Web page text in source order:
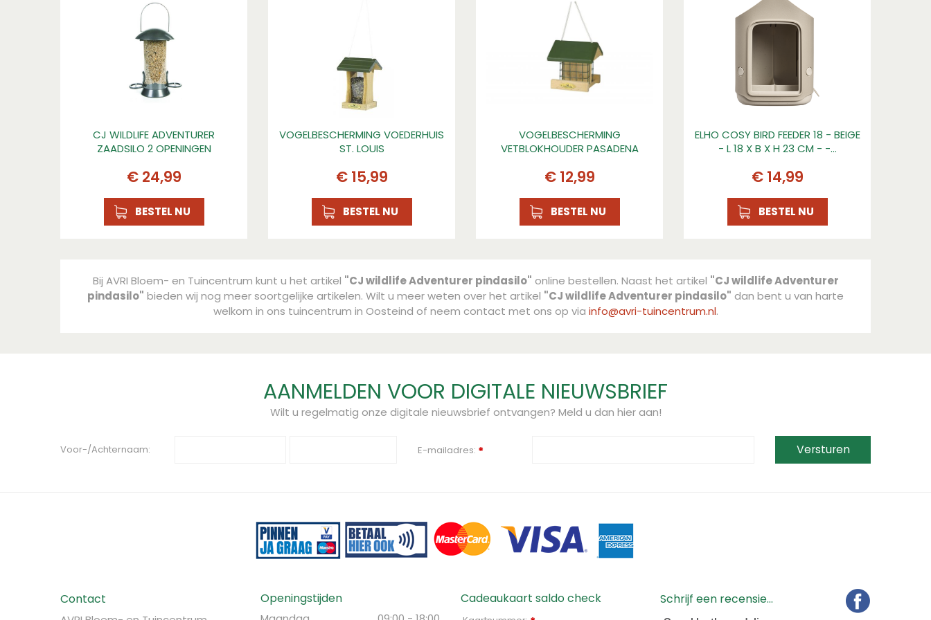
metaal, metaal
Breedte (cm)
Kenmerk 1
Robuust materiaal in metallic kleur
Kenmerk 2
Extra breed waardoor er meer pinda's in kunnen
CJ WILDLIFE ADVENTURER
ZAADSILO 2 OPENINGEN
€ 24,99
BESTEL NU
VOGELBESCHERMING VOEDERHUIS
ST. LOUIS
€ 15,99
BESTEL NU
VOGELBESCHERMING
VETBLOKHOUDER PASADENA
€ 12,99
BESTEL NU
ELHO COSY BIRD FEEDER 18 - BEIGE
- L 18 X B X H 23 CM - -…
€ 14,99
BESTEL NU
Bij AVRI Bloem- en Tuincentrum kunt u het artikel "CJ wildlife Adventurer pindasilo" online bestellen. Naast het artikel "CJ wildlife Adventurer
pindasilo" bieden wij nog meer soortgelijke artikelen. Wilt u meer weten over het artikel "CJ wildlife Adventurer pindasilo" dan bent u van harte
welkom in ons tuincentrum in Oosteind of neem contact met ons op via info@avri-tuincentrum.nl.
AANMELDEN VOOR DIGITALE NIEUWSBRIEF
Wilt u regelmatig onze digitale nieuwsbrief ontvangen? Meld u dan hier aan!
Voor-/Achternaam: E-mailadres: *
Contact Openingstijden Cadeaukaart saldo check Schrijf een recensie...